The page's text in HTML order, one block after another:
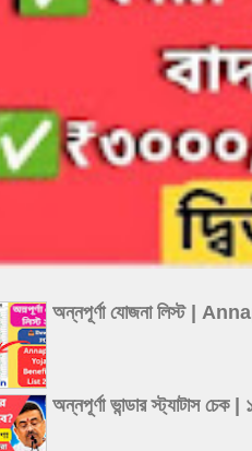
অন্নপূর্ণা যোজনা লিস্ট |
অন্নপূর্ণা ভান্ডার